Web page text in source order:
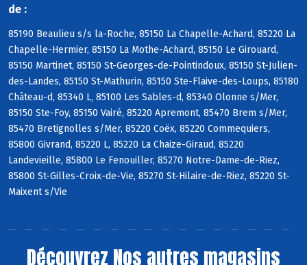
de :
85190 Beaulieu s/s la-Roche, 85150 La Chapelle-Achard, 85220 La
Chapelle-Hermier, 85150 La Mothe-Achard, 85150 Le Girouard,
85150 Martinet, 85150 St-Georges-de-Pointindoux, 85150 St-Julien-
des-Landes, 85150 St-Mathurin, 85150 Ste-Flaive-des-Loups, 85180
Château-d, 85340 L, 85100 Les Sables-d, 85340 Olonne s/Mer,
85150 Ste-Foy, 85150 Vairé, 85220 Apremont, 85470 Brem s/Mer,
85470 Bretignolles s/Mer, 85220 Coëx, 85220 Commequiers,
85800 Givrand, 85220 L, 85220 La Chaize-Giraud, 85220
Landevieille, 85800 Le Fenouiller, 85270 Notre-Dame-de-Riez,
85800 St-Gilles-Croix-de-Vie, 85270 St-Hilaire-de-Riez, 85220 St-
Maixent s/Vie
Découvrez Nos autres magasins